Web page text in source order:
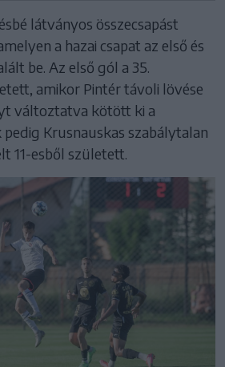
látványos összecsapást
a hazai csapat az első és
be. Az első gól a 35.
amikor Pintér távoli lövése
változtatva kötött ki a
pedig Krusnauskas szabálytalan
11-esből született.